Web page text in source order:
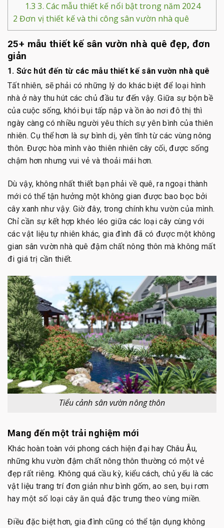
1.3 3. Các mẫu thiết kế nổi bật trong năm 2024
2 Đơn vị thiết kế và thi công sân vườn nhà quê
25+ mẫu thiết kế sân vườn nhà quê đẹp, đơn
giản
1. Sức hút đến từ các mẫu thiết kế sân vườn nhà quê
Tất nhiên, sẽ phải có những lý do khác biệt để loại hình
nhà ở này thu hút các chủ đầu tư đến vậy. Giữa sự bộn bề
của cuộc sống, khói bụi tấp nập và ồn ào nơi đô thị thì
ngày càng có nhiều người yêu thích sự yên bình của thiên
nhiên. Cụ thể hơn là sự bình dị, yên tĩnh từ các vùng nông
thôn. Được hòa mình vào thiên nhiên cây cối, được sống
chậm hơn nhưng vui vẻ và thoải mái hơn.
Dù vậy, không nhất thiết bạn phải về quê, ra ngoại thành
mới có thể tận hưởng một không gian được bao bọc bởi
cây xanh như vậy. Giờ đây, trong chính khu vườn của mình.
Chỉ cần sự kết hợp khéo léo giữa các loại cây cùng với
các vật liệu tự nhiên khác, gia đình đã có được một không
gian sân vườn nhà quê đậm chất nông thôn mà không mất
đi giá trị cần thiết.
Tiểu cảnh sân vườn nông thôn
Mang đến một trải nghiệm mới
Khác hoàn toàn với phong cách hiện đại hay Châu Âu,
những khu vườn đậm chất nông thôn thường có một vẻ
đẹp rất riêng. Không quá cầu kỳ, kiểu cách, chủ yếu là các
vật liệu trang trí đơn giản như bình gốm, ao sen, bụi rơm
hay một số loại cây ăn quả đặc trưng theo vùng miền.
Điều đặc biệt hơn, gia đình cũng có thể tận dụng không